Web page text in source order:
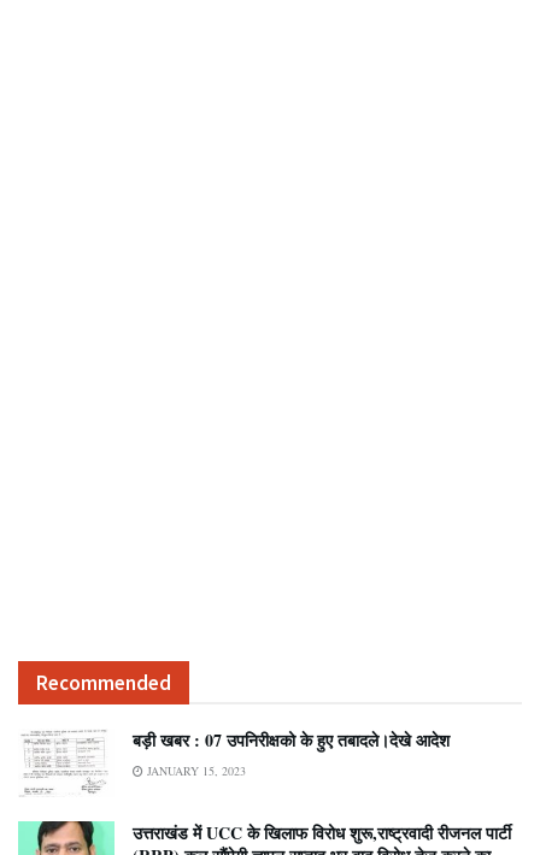
Recommended
बड़ी खबर : 07 उपनिरीक्षको के हुए तबादले।देखे आदेश
JANUARY 15, 2023
उत्तराखंड में UCC के खिलाफ विरोध शुरू,राष्ट्रवादी रीजनल पार्टी